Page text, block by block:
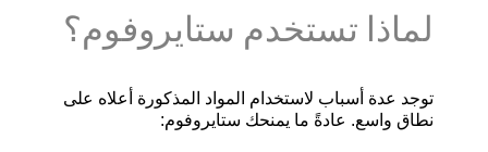
لماذا تستخدم ستايروفوم؟
توجد عدة أسباب لاستخدام المواد المذكورة أعلاه على
نطاق واسع. عادةً ما يمنحك ستايروفوم: